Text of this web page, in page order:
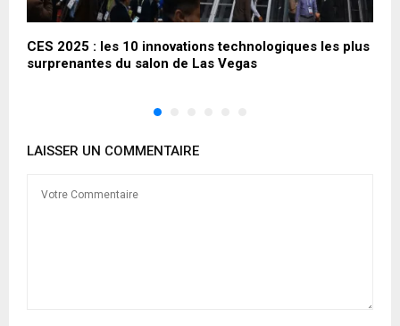
CES 2025 : les 10 innovations technologiques les plus
surprenantes du salon de Las Vegas
LAISSER UN COMMENTAIRE